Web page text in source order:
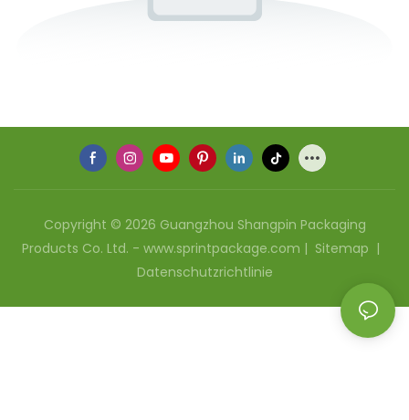
Copyright © 2026 Guangzhou Shangpin Packaging
Products Co. Ltd. - www.sprintpackage.com | Sitemap |
Datenschutzrichtlinie